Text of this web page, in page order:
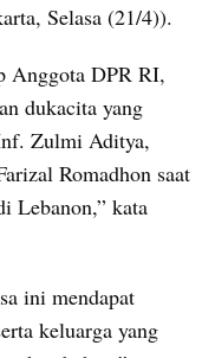
Selasa (21/4)).
Anggota DPR RI,
dukacita yang
Zulmi Aditya,
Romadhon saat
Lebanon,” kata
ini mendapat
keluarga yang